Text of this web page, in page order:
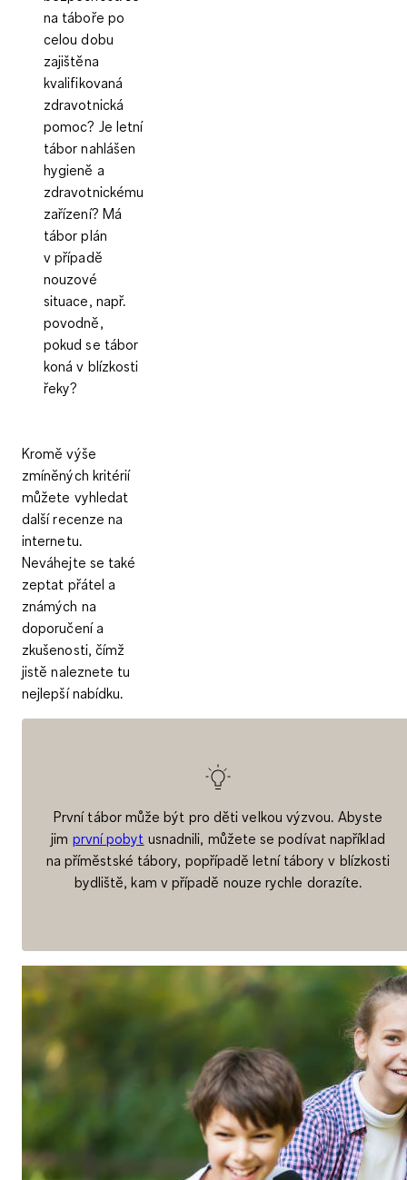
na táboře po
celou dobu
zajištěna
kvalifikovaná
zdravotnická
pomoc? Je letní
tábor nahlášen
hygieně a
zdravotnickému
zařízení? Má
tábor plán
v případě
nouzové
situace, např.
povodně,
pokud se tábor
koná v blízkosti
řeky?
Kromě výše
zmíněných kritérií
můžete vyhledat
další recenze na
internetu.
Neváhejte se také
zeptat přátel a
známých na
doporučení a
zkušenosti, čímž
jistě naleznete tu
nejlepší nabídku.
První tábor může být pro děti velkou výzvou. Abyste
jim první pobyt usnadnili, můžete se podívat například
na příměstské tábory, popřípadě letní tábory v blízkosti
bydliště, kam v případě nouze rychle dorazíte.